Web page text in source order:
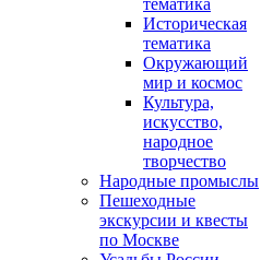
тематика
Историческая
тематика
Окружающий
мир и космос
Культура,
искусство,
народное
творчество
Народные промыслы
Пешеходные
экскурсии и квесты
по Москве